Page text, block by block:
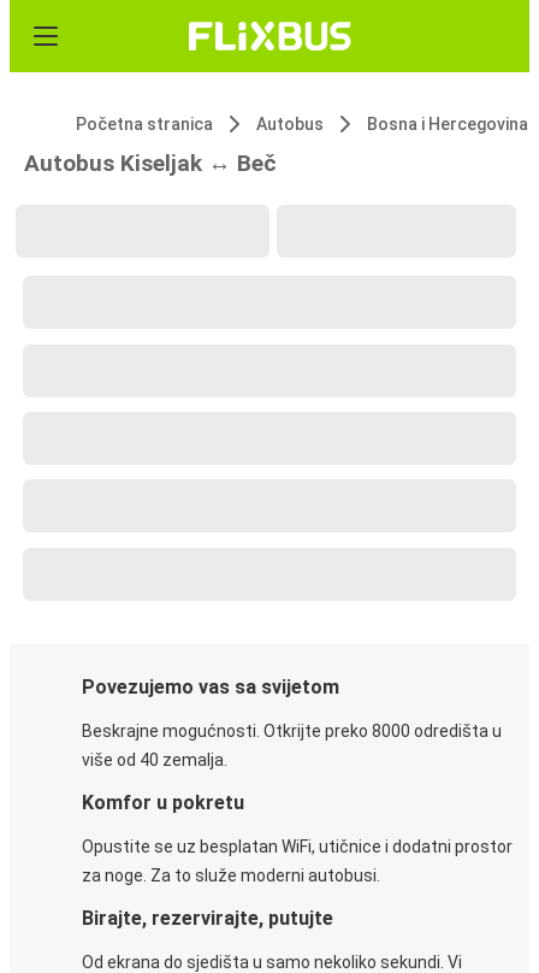
Početna stranica Autobus Bosna i Hercegovina
Autobus Kiseljak ↔ Beč
Povezujemo vas sa svijetom
Beskrajne mogućnosti. Otkrijte preko 8000 odredišta u
više od 40 zemalja.
Komfor u pokretu
Opustite se uz besplatan WiFi, utičnice i dodatni prostor
za noge. Za to služe moderni autobusi.
Birajte, rezervirajte, putujte
Od ekrana do sjedišta u samo nekoliko sekundi. Vi